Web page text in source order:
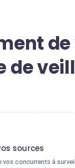
de
sources
concurrents à